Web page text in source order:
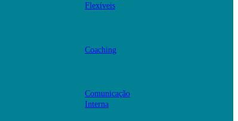
Flexíveis
Coaching
Comunicação
Interna